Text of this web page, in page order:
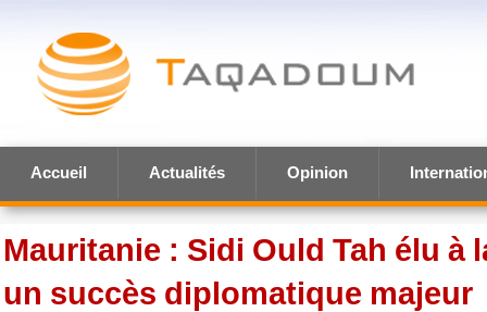
Accueil Actualités Opinion
Mauritanie : Sidi Ould Tah élu à
un succès diplomatique majeur